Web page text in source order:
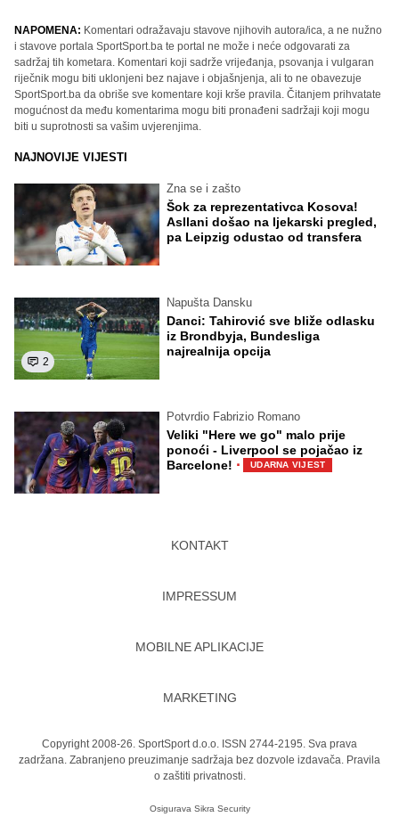
NAPOMENA: Komentari odražavaju stavove njihovih autora/ica, a ne nužno
i stavove portala SportSport.ba te portal ne može i neće odgovarati za
sadržaj tih kometara. Komentari koji sadrže vrijeđanja, psovanja i vulgaran
riječnik mogu biti uklonjeni bez najave i objašnjenja, ali to ne obavezuje
SportSport.ba da obriše sve komentare koji krše pravila. Čitanjem prihvatate
mogućnost da među komentarima mogu biti pronađeni sadržaji koji mogu
biti u suprotnosti sa vašim uvjerenjima.
NAJNOVIJE VIJESTI
Zna se i zašto
Šok za reprezentativca Kosova!
Asllani došao na ljekarski pregled,
pa Leipzig odustao od transfera
2
Napušta Dansku
Danci: Tahirović sve bliže odlasku
iz Brondbyja, Bundesliga
najrealnija opcija
Potvrdio Fabrizio Romano
Veliki "Here we go" malo prije
ponoći - Liverpool se pojačao iz
Barcelone! · UDARNA VIJEST
KONTAKT
IMPRESSUM
MOBILNE APLIKACIJE
MARKETING
Copyright 2008-26. SportSport d.o.o. ISSN 2744-2195. Sva prava
zadržana. Zabranjeno preuzimanje sadržaja bez dozvole izdavača. Pravila
o zaštiti privatnosti.
Osigurava Sikra Security